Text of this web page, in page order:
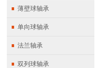
薄壁球轴承
单向球轴承
法兰轴承
双列球轴承